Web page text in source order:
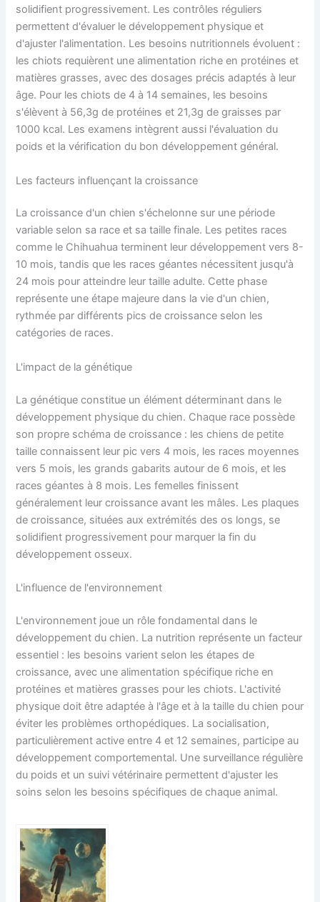
solidifient progressivement. Les contrôles réguliers
permettent d'évaluer le développement physique et
d'ajuster l'alimentation. Les besoins nutritionnels évoluent :
les chiots requièrent une alimentation riche en protéines et
matières grasses, avec des dosages précis adaptés à leur
âge. Pour les chiots de 4 à 14 semaines, les besoins
s'élèvent à 56,3g de protéines et 21,3g de graisses par
1000 kcal. Les examens intègrent aussi l'évaluation du
poids et la vérification du bon développement général.
Les facteurs influençant la croissance
La croissance d'un chien s'échelonne sur une période
variable selon sa race et sa taille finale. Les petites races
comme le Chihuahua terminent leur développement vers 8-
10 mois, tandis que les races géantes nécessitent jusqu'à
24 mois pour atteindre leur taille adulte. Cette phase
représente une étape majeure dans la vie d'un chien,
rythmée par différents pics de croissance selon les
catégories de races.
L'impact de la génétique
La génétique constitue un élément déterminant dans le
développement physique du chien. Chaque race possède
son propre schéma de croissance : les chiens de petite
taille connaissent leur pic vers 4 mois, les races moyennes
vers 5 mois, les grands gabarits autour de 6 mois, et les
races géantes à 8 mois. Les femelles finissent
généralement leur croissance avant les mâles. Les plaques
de croissance, situées aux extrémités des os longs, se
solidifient progressivement pour marquer la fin du
développement osseux.
L'influence de l'environnement
L'environnement joue un rôle fondamental dans le
développement du chien. La nutrition représente un facteur
essentiel : les besoins varient selon les étapes de
croissance, avec une alimentation spécifique riche en
protéines et matières grasses pour les chiots. L'activité
physique doit être adaptée à l'âge et à la taille du chien pour
éviter les problèmes orthopédiques. La socialisation,
particulièrement active entre 4 et 12 semaines, participe au
développement comportemental. Une surveillance régulière
du poids et un suivi vétérinaire permettent d'ajuster les
soins selon les besoins spécifiques de chaque animal.